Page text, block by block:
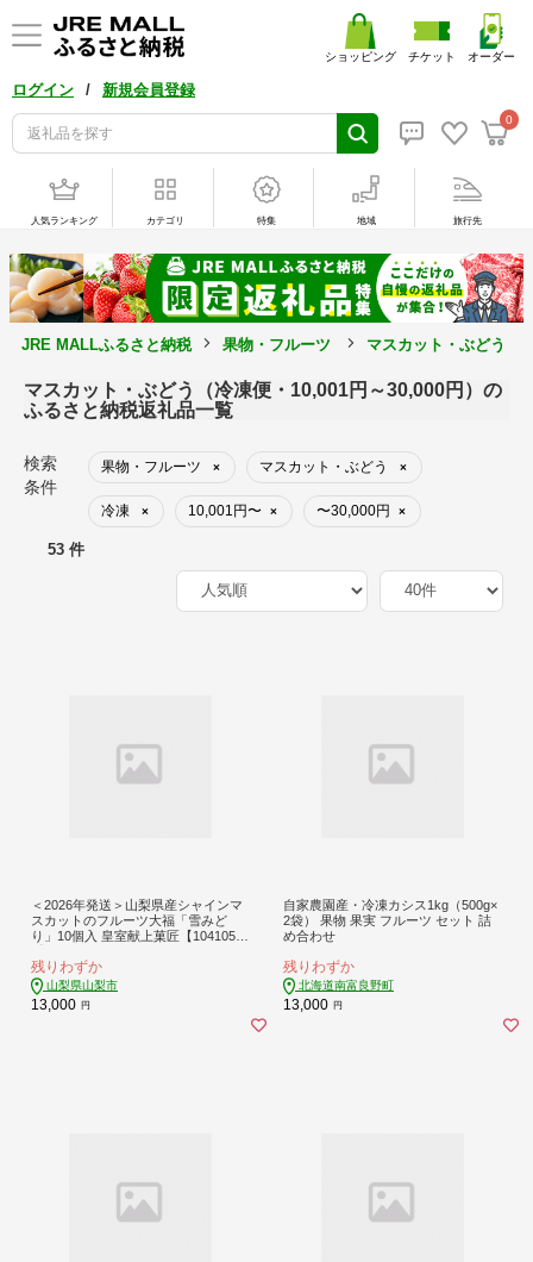
ログイン / 新規会員登録
0
ショッピング チケット オーダー
人気ランキング カテゴリ 特集 地域 旅行先
JRE MALLふるさと納税 果物・フルーツ マスカット・ぶどう
マスカット・ぶどう（冷凍便・10,001円～30,000円）の
ふるさと納税返礼品一覧
検索
条件
果物・フルーツ × マスカット・ぶどう ×
冷凍 × 10,001円〜 × 〜30,000円 ×
53 件
＜2026年発送＞山梨県産シャインマ
スカットのフルーツ大福「雪みど
り」10個入 皇室献上菓匠【104105
残りわずか
山梨県山梨市
13,000 円
自家農園産・冷凍カシス1kg（500g×
2袋） 果物 果実 フルーツ セット 詰
め合わせ
残りわずか
北海道南富良野町
13,000 円